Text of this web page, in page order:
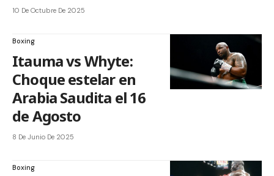
10 De Octubre De 2025
Boxing
Itauma vs Whyte:
Choque estelar en
Arabia Saudita el 16
de Agosto
8 De Junio De 2025
Boxing